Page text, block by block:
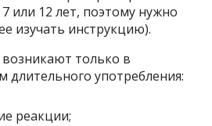
или 12 лет, поэтому нужно
изучать инструкцию).
только в
длительного употребления:
реакции;